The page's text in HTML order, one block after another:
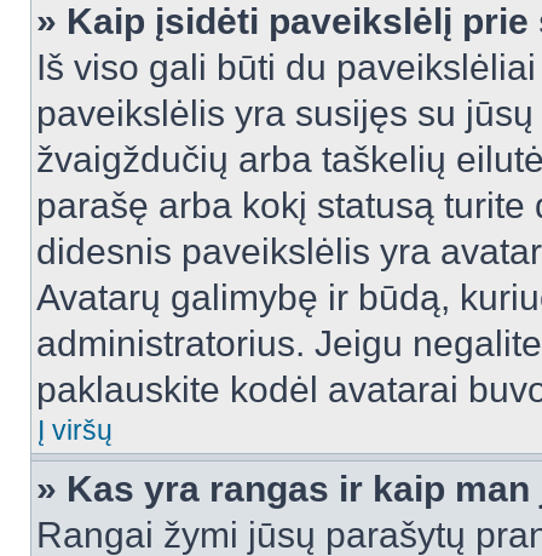
» Kaip įsidėti paveikslėlį
Iš viso gali būti du
paveikslėlis yra susijęs su
žvaigždučių arba taškelių
parašę arba kokį statusą
didesnis paveikslėlis yra
Avatarų galimybę ir būdą,
administratorius. Jeigu
paklauskite kodėl avatarai
Į viršų
» Kas yra rangas ir kaip
Rangai žymi jūsų parašytų